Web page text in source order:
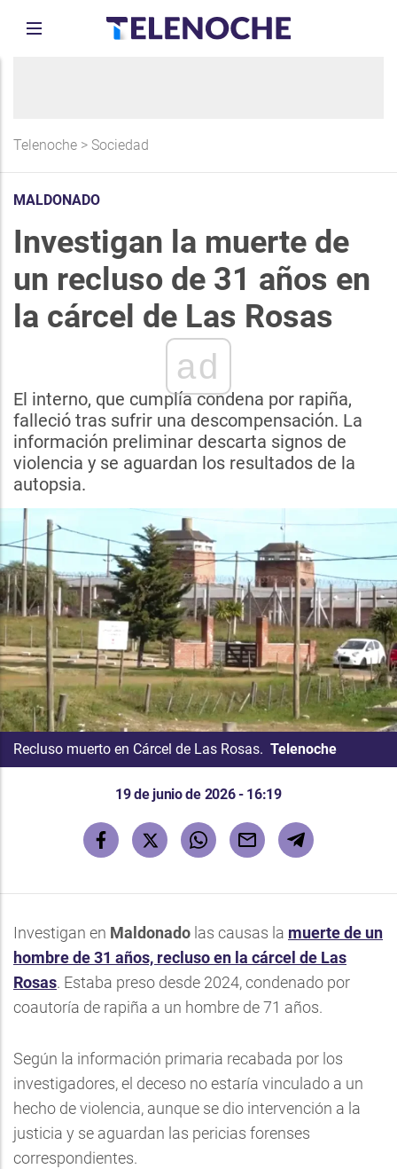
Telenoche > Sociedad
MALDONADO
Investigan la muerte de
un recluso de 31 años en
la cárcel de Las Rosas
ad
El interno, que cumplía condena por rapiña,
falleció tras sufrir una descompensación. La
información preliminar descarta signos de
violencia y se aguardan los resultados de la
autopsia.
Recluso muerto en Cárcel de Las Rosas. Telenoche
19 de junio de 2026 - 16:19
Investigan en Maldonado las causas la muerte de un
hombre de 31 años, recluso en la cárcel de Las
Rosas. Estaba preso desde 2024, condenado por
coautoría de rapiña a un hombre de 71 años.
Según la información primaria recabada por los
investigadores, el deceso no estaría vinculado a un
hecho de violencia, aunque se dio intervención a la
justicia y se aguardan las pericias forenses
correspondientes.